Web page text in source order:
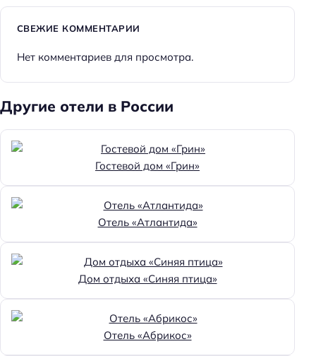
СВЕЖИЕ КОММЕНТАРИИ
Нет комментариев для просмотра.
Другие отели в России
Гостевой дом «Грин»
Отель «Атлантида»
Дом отдыха «Синяя птица»
Отель «Абрикос»